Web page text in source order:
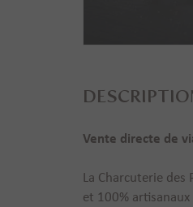
Vente directe de
La Charcuterie
et 100%